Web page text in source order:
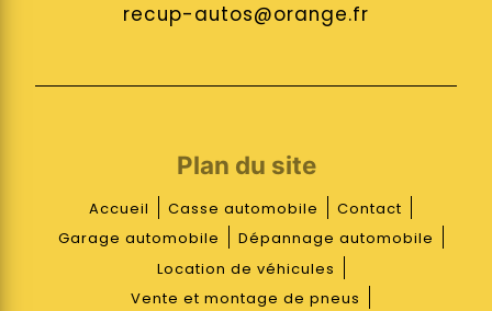
recup-autos@orange.fr
Plan du site
Accueil Casse automobile
Contact
Garage automobile
Dépannage automobile
Location de véhicules
Vente et montage de pneus